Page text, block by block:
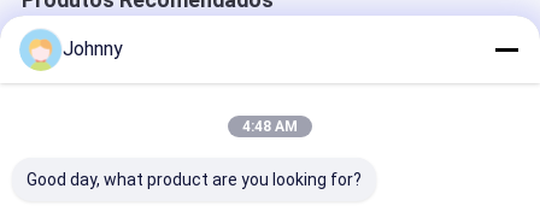
Johnny
4:48 AM
Good day, what product are you looking for?